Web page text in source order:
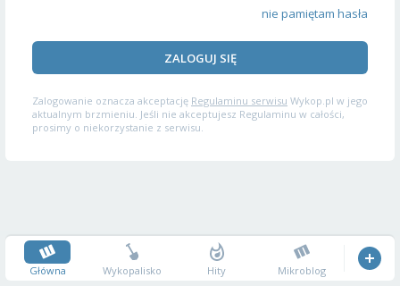
nie pamiętam hasła
ZALOGUJ SIĘ
Zalogowanie oznacza akceptację Regulaminu serwisu Wykop.pl w jego
aktualnym brzmieniu. Jeśli nie akceptujesz Regulaminu w całości,
prosimy o niekorzystanie z serwisu.
Główna Wykopalisko Hity Mikroblog